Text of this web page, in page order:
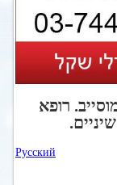
רופא
Русский